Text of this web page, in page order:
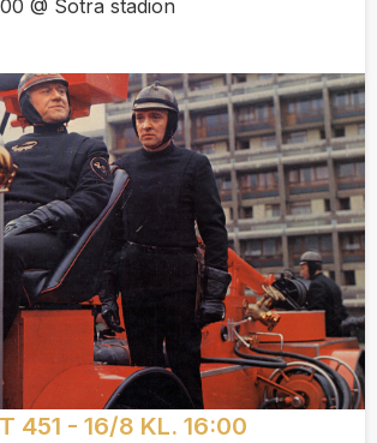
@ Sotra stadion
451 - 16/8 KL. 16:00